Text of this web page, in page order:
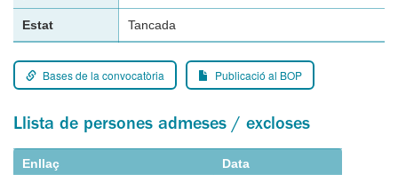
Estat Tancada
Bases de la convocatòria Publicació al BOP
Llista de persones admeses / excloses
Enllaç
Data